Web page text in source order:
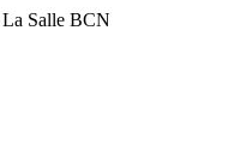
La Salle BCN